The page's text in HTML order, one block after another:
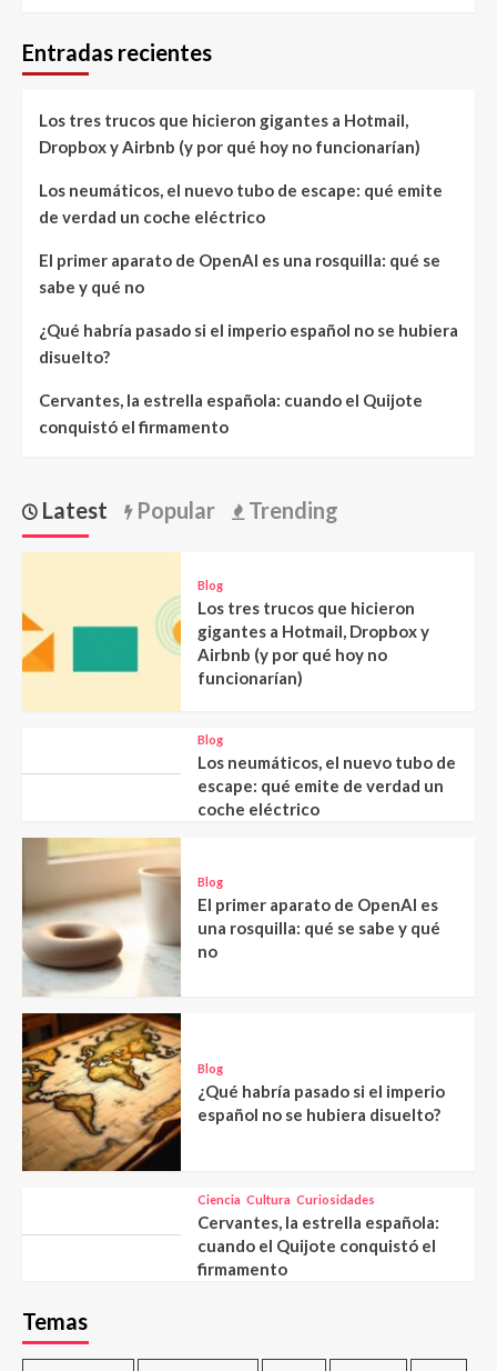
Entradas recientes
Los tres trucos que hicieron gigantes a Hotmail,
Dropbox y Airbnb (y por qué hoy no funcionarían)
Los neumáticos, el nuevo tubo de escape: qué emite
de verdad un coche eléctrico
El primer aparato de OpenAI es una rosquilla: qué se
sabe y qué no
¿Qué habría pasado si el imperio español no se hubiera
disuelto?
Cervantes, la estrella española: cuando el Quijote
conquistó el firmamento
Latest Popular Trending
Blog
Los tres trucos que hicieron
gigantes a Hotmail, Dropbox y
Airbnb (y por qué hoy no
funcionarían)
Blog
Los neumáticos, el nuevo tubo de
escape: qué emite de verdad un
coche eléctrico
Blog
El primer aparato de OpenAI es
una rosquilla: qué se sabe y qué
no
Blog
¿Qué habría pasado si el imperio
español no se hubiera disuelto?
Ciencia Cultura Curiosidades
Cervantes, la estrella española:
cuando el Quijote conquistó el
firmamento
Temas